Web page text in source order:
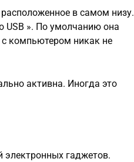
в самом низу.
USB ». По умолчанию она
компьютером никак не
активна. Иногда это
электронных гаджетов.